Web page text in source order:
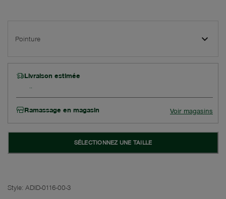
Pointure
Livraison estimée
Ramassage en magasin Voir magasins
SÉLECTIONNEZ UNE TAILLE
Style: ADID-0116-00-3